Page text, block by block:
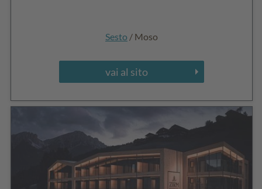
Sesto / Moso
vai al sito